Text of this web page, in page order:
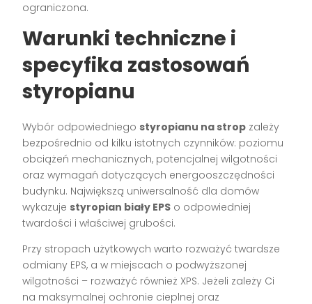
ograniczona.
Warunki techniczne i
specyfika zastosowań
styropianu
Wybór odpowiedniego styropianu na strop zależy
bezpośrednio od kilku istotnych czynników: poziomu
obciążeń mechanicznych, potencjalnej wilgotności
oraz wymagań dotyczących energooszczędności
budynku. Największą uniwersalność dla domów
wykazuje styropian biały EPS o odpowiedniej
twardości i właściwej grubości.
Przy stropach użytkowych warto rozważyć twardsze
odmiany EPS, a w miejscach o podwyższonej
wilgotności – rozważyć również XPS. Jeżeli zależy Ci
na maksymalnej ochronie cieplnej oraz